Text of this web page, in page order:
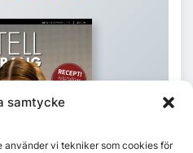
samtycke
använder vi tekniker som cookies för